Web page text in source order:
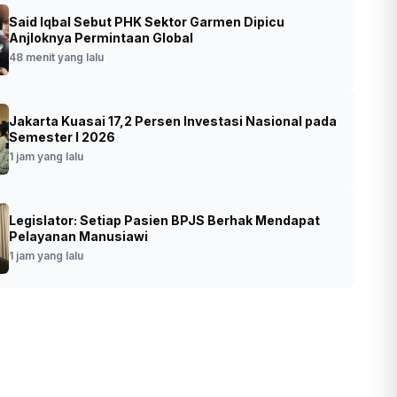
di Inspektorat Kemenag, Massa
Oknum ASN Nakal
yang lalu •
Inspektorat Jenderal Kemenag (SinPo.id/
Said Iqbal Sebut PHK Sektor Garmen Dipicu
Anjloknya Permintaan Global
48 menit yang lalu
Jakarta Kuasai 17,2 Persen Investasi Nasional pada
Semester I 2026
1 jam yang lalu
Legislator: Setiap Pasien BPJS Berhak Mendapat
Pelayanan Manusiawi
1 jam yang lalu